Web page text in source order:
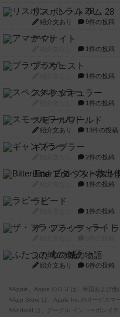
リスボン・トラム 28
紹介文あり 9件の投稿
アマナイト
1件の投稿
ブラヴェスト
1件の投稿
スペクタキュラー
1件の投稿
スモールワールド
紹介文あり 13件の投稿
ギャンブラー
2件の投稿
Bitter End ブタペスト
1件の投稿
ラピード
1件の投稿
ザ・フラッフィー・ラ
ふたつの城の物語
紹介文あり 6件の投稿
※Apple、Apple のロゴ は、米国および他
※App Store は、Apple Inc.のサービスマー
※Android は、グーグル インコーポレイテ